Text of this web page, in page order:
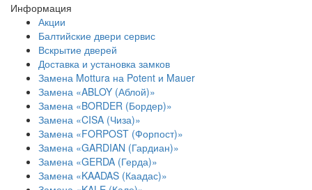
Информация
Акции
Балтийские двери сервис
Вскрытие дверей
Доставка и установка замков
Замена Mottura на Potent и Mauer
Замена «ABLOY (Аблой)»
Замена «BORDER (Бордер)»
Замена «CISA (Чиза)»
Замена «FORPOST (Форпост)»
Замена «GARDIAN (Гардиан)»
Замена «GERDA (Герда)»
Замена «KAADAS (Каадас)»